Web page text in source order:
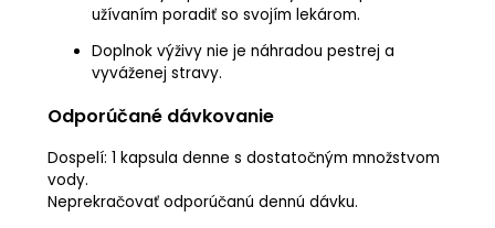
užívaním poradiť so svojím lekárom.
Doplnok výživy nie je náhradou pestrej a
vyváženej stravy.
Odporúčané dávkovanie
Dospelí: 1 kapsula denne s dostatočným množstvom
vody.
Neprekračovať odporúčanú dennú dávku.